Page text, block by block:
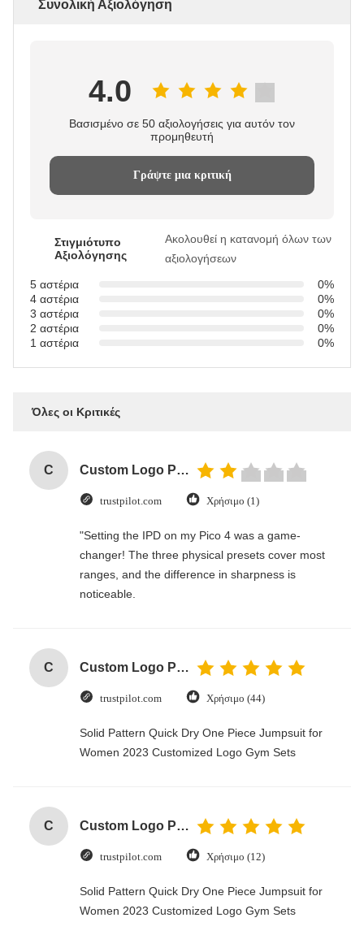
Συνολική Αξιολόγηση
4.0
Βασισμένο σε 50 αξιολογήσεις για αυτόν τον
προμηθευτή
Γράψτε μια κριτική
Στιγμιότυπο
Αξιολόγησης
Ακολουθεί η κατανομή όλων των
αξιολογήσεων
5 αστέρια
0%
4 αστέρια
0%
3 αστέρια
0%
2 αστέρια
0%
1 αστέρια
0%
Όλες οι Κριτικές
C Custom Logo Paper Cardboard Packing Folding White / Black / Rose Gold Luxury Magnetic Gift Box with Ribbon Closure
trustpilot.com Χρήσιμο (1)
"Setting the IPD on my Pico 4 was a game-
changer! The three physical presets cover most
ranges, and the difference in sharpness is
noticeable.
C Custom Logo Paper Cardboard Packing Folding White / Black / Rose Gold Luxury Magnetic Gift Box with Ribbon Closure
trustpilot.com Χρήσιμο (44)
Solid Pattern Quick Dry One Piece Jumpsuit for
Women 2023 Customized Logo Gym Sets
C Custom Logo Paper Cardboard Packing Folding White / Black / Rose Gold Luxury Magnetic Gift Box with Ribbon Closure
trustpilot.com Χρήσιμο (12)
Solid Pattern Quick Dry One Piece Jumpsuit for
Women 2023 Customized Logo Gym Sets